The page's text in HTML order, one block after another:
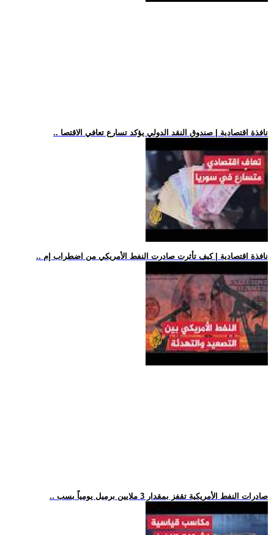
.. نافذة اقتصادية | صندوق النقد الدولي يؤكد تسارع تعافي الاقتصا
.. نافذة اقتصادية | كيف تأثرت صادرت النفط الأمريكي من اضطراب إم
.. صادرات النفط الأمريكية تقفز بمقدار 3 ملايين برميل يومياً بسب